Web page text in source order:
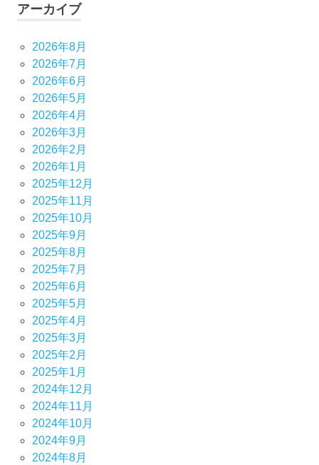
アーカイブ
2026年8月
2026年7月
2026年6月
2026年5月
2026年4月
2026年3月
2026年2月
2026年1月
2025年12月
2025年11月
2025年10月
2025年9月
2025年8月
2025年7月
2025年6月
2025年5月
2025年4月
2025年3月
2025年2月
2025年1月
2024年12月
2024年11月
2024年10月
2024年9月
2024年8月